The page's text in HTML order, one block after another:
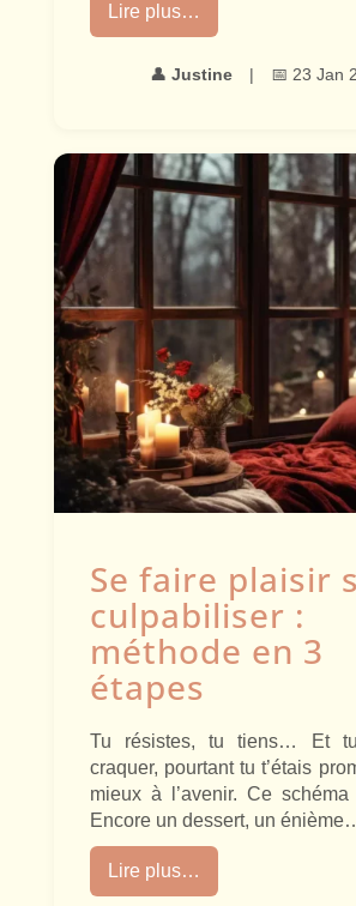
Lire plus…
👤 Justine | 📅 23 Jan
Se faire plaisir
culpabiliser :
méthode en 3
étapes
Tu résistes, tu tiens… Et
craquer, pourtant tu t’étais
mieux à l’avenir. Ce
Encore un dessert, un
Lire plus…